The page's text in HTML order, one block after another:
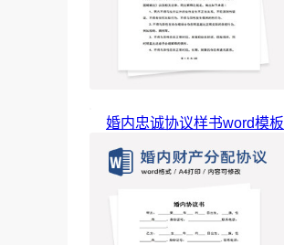
婚内忠诚协议样书word模板